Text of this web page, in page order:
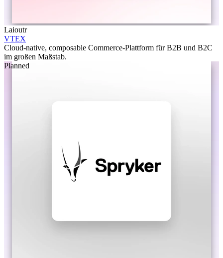
Laioutr
VTEX
Cloud-native, composable Commerce-Plattform für B2B und B2C
im großen Maßstab.
Planned